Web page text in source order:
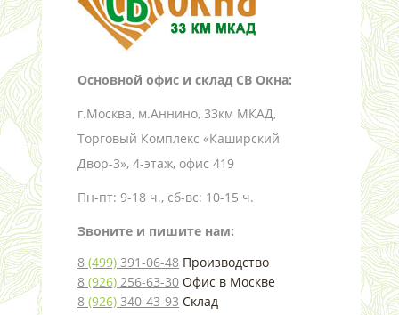
Основной офис и склад СВ Окна:
г.Москва, м.Аннино, 33км МКАД,
Торговый Комплекс «Каширский
Двор-3», 4-этаж, офис 419
Пн-пт: 9-18 ч., сб-вс: 10-15 ч.
Звоните и пишите нам:
8 (499) 391-06-48 Производство
8 (926) 256-63-30 Офис в Москве
8 (926) 340-43-93 Склад